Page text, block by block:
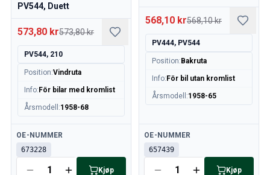
Kjølesystem
Gassregulering
Chassis & Styring
Varmesystem & AC
Karosseri
Interiør
Månedens kampanje
PV544, Duett
573,80 kr573,80 kr
PV544, 210
Position:Vindruta
Info: För bilar med kromlist
Årsmodell :1958-68
Tilgjengelig
OE-NUMMER
673228
Kjøp
568,10 kr568,10 kr
PV444, PV544
Position: Bakruta
Info: För bil utan kromlist
Årsmodell :1958-65
Tilgjengelig
OE-NUMMER
657439
Kjøp